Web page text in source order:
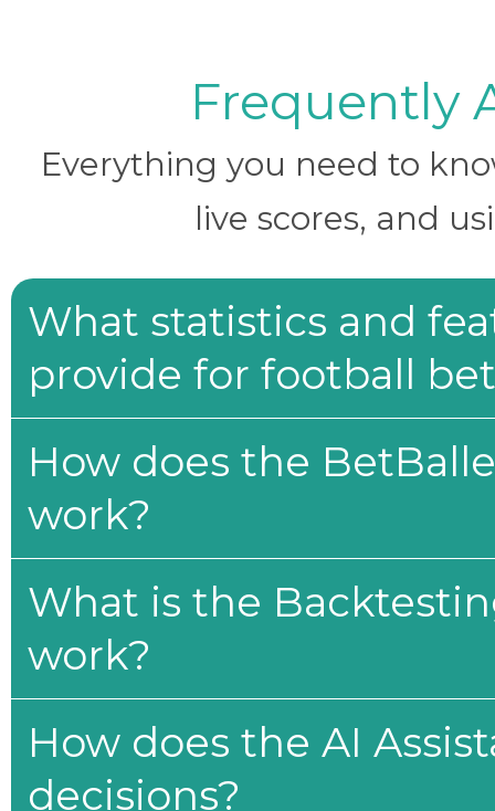
Frequently
Everything you need to
live scores, and
What statistics and
provide for football
How does the
work?
What is the
work?
How does the AI
decisions?